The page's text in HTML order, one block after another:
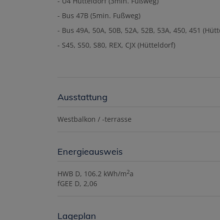
- Bus 47B (5min. Fußweg)
- Bus 49A, 50A, 50B, 52A, 52B, 53A, 450, 451
- S45, S50, S80, REX, CJX (Hütteldorf)
Ausstattung
Westbalkon / -terrasse
Energieausweis
HWB D, 106.2 kWh/m2a
fGEE D, 2,06
Lageplan